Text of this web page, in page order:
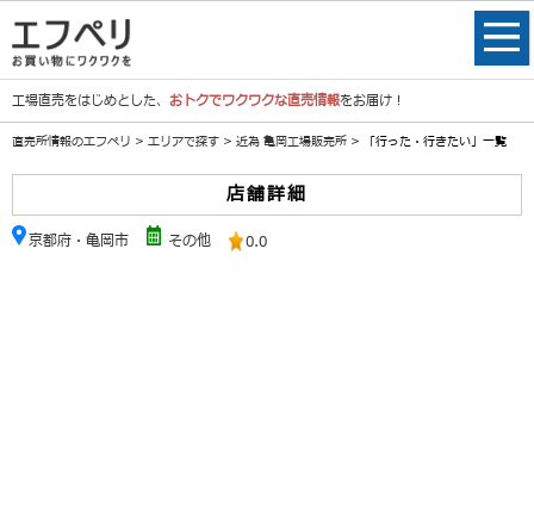
工場直売をはじめとした、 おトクでワクワクな直売情報をお届け！
直売所情報のエフペリ > エリアで探す > 近為 亀岡工場販売所 > 「行った・行きたい」一覧
店舗詳細
京都府・亀岡市 その他 0.0